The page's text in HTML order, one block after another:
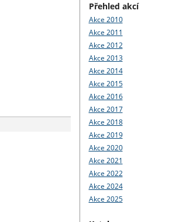
Přehled akcí
Akce 2010
Akce 2011
Akce 2012
Akce 2013
Akce 2014
Akce 2015
Akce 2016
Akce 2017
Akce 2018
Akce 2019
Akce 2020
Akce 2021
Akce 2022
Akce 2024
Akce 2025